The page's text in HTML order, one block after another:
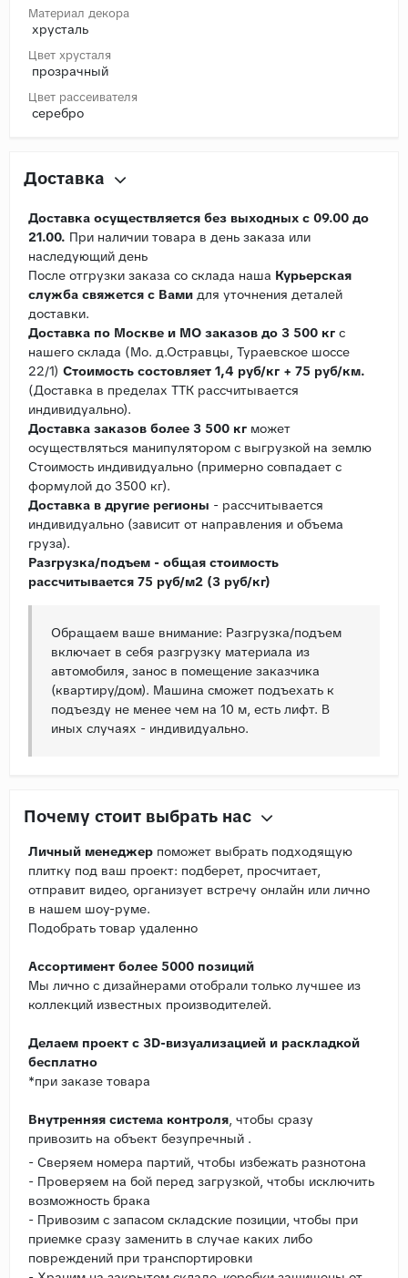
Материал декора
хрусталь
Цвет хрусталя
прозрачный
Цвет рассеивателя
серебро
Доставка
Доставка осуществляется без выходных с 09.00 до
21.00. При наличии товара в день заказа или
наследующий день
После отгрузки заказа со склада наша Курьерская
служба свяжется с Вами для уточнения деталей
доставки.
Доставка по Москве и МО заказов до 3 500 кг с
нашего склада (Мо. д.Остравцы, Тураевское шоссе
22/1) Стоимость состовляет 1,4 руб/кг + 75 руб/км.
(Доставка в пределах ТТК рассчитывается
индивидуально).
Доставка заказов более 3 500 кг может
осуществляться манипулятором с выгрузкой на землю
Стоимость индивидуально (примерно совпадает с
формулой до 3500 кг).
Доставка в другие регионы - рассчитывается
индивидуально (зависит от направления и объема
груза).
Разгрузка/подъем - общая стоимость
рассчитывается 75 руб/м2 (3 руб/кг)
Обращаем ваше внимание: Разгрузка/подъем
включает в себя разгрузку материала из
автомобиля, занос в помещение заказчика
(квартиру/дом). Машина сможет подъехать к
подъезду не менее чем на 10 м, есть лифт. В
иных случаях - индивидуально.
Почему стоит выбрать нас
Личный менеджер поможет выбрать подходящую
плитку под ваш проект: подберет, просчитает,
отправит видео, организует встречу онлайн или лично
в нашем шоу-руме.
Подобрать товар удаленно
Ассортимент более 5000 позиций
Мы лично с дизайнерами отобрали только лучшее из
коллекций известных производителей.
Делаем проект с 3D-визуализацией и раскладкой
бесплатно
*при заказе товара
Внутренняя система контроля , чтобы сразу
привозить на объект безупречный .
- Сверяем номера партий, чтобы избежать разнотона
- Проверяем на бой перед загрузкой, чтобы исключить
возможность брака
- Привозим с запасом складские позиции, чтобы при
приемке сразу заменить в случае каких либо
повреждений при транспортировки